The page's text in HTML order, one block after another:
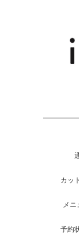
カッ
メニ
予約